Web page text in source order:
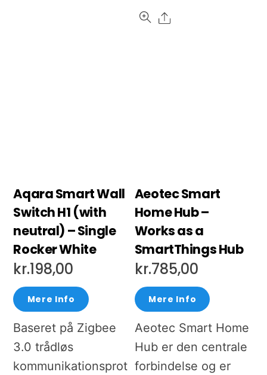
Share
Aqara Smart Wall
Switch H1 (with
neutral) – Single
Rocker White
kr.198,00
Mere Info
Baseret på Zigbee
3.0 trådløs
kommunikationsprot
Aeotec Smart
Home Hub –
Works as a
SmartThings Hub
kr.785,00
Mere Info
Aeotec Smart Home
Hub er den centrale
forbindelse og er